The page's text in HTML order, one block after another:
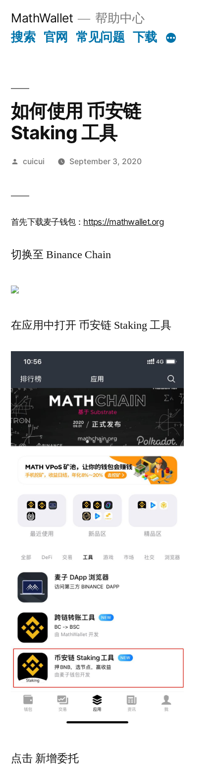
content
MathWallet 帮助中心
搜索 官网 常见问题 下载
如何使用 币安链
Staking 工具
Posted
cuicui September 3, 2020
首先下载麦子钱包： https://mathwallet.org
切换至 Binance Chain
在应用中打开 币安链 Staking 工具
点击 新增委托